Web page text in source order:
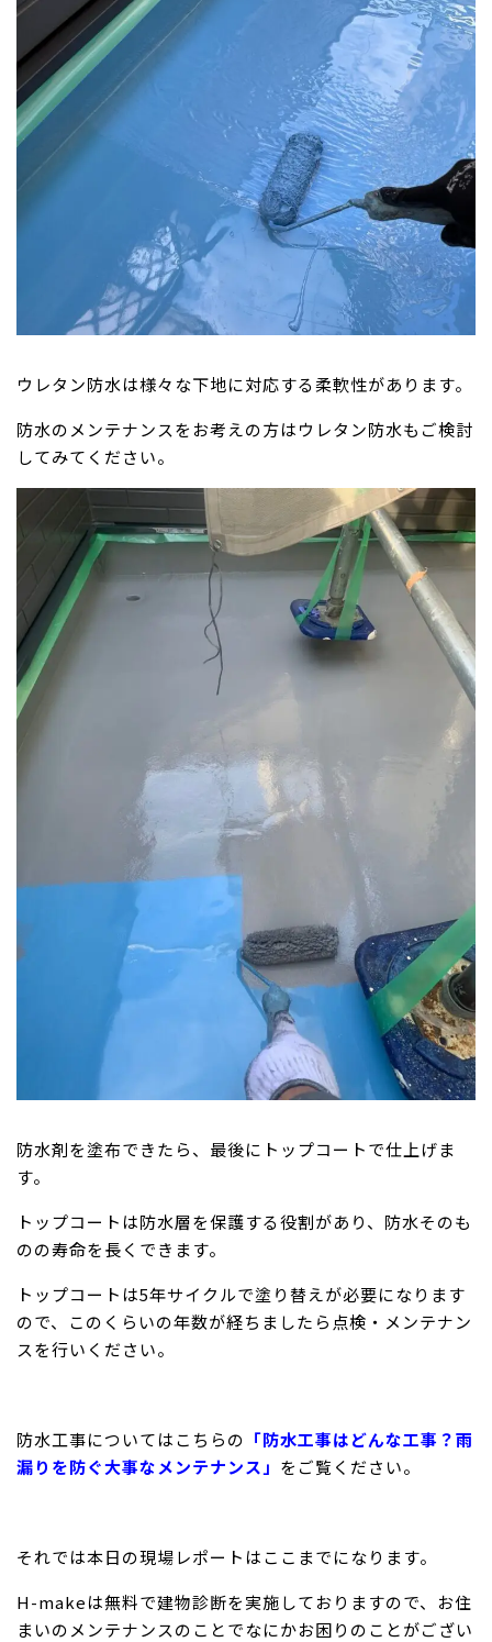
ウレタン防水は様々な下地に対応する柔軟性があります。
防水のメンテナンスをお考えの方はウレタン防水もご検討
してみてください。
防水剤を塗布できたら、最後にトップコートで仕上げま
す。
トップコートは防水層を保護する役割があり、防水そのも
のの寿命を長くできます。
トップコートは5年サイクルで塗り替えが必要になります
ので、このくらいの年数が経ちましたら点検・メンテナン
スを行いください。
防水工事についてはこちらの 「防水工事はどんな工事？雨
漏りを防ぐ大事なメンテナンス」 をご覧ください。
それでは本日の現場レポートはここまでになります。
H-makeは無料で建物診断を実施しておりますので、お住
まいのメンテナンスのことでなにかお困りのことがござい